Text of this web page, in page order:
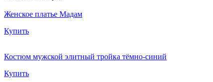
Женское платье Мадам
Купить
Костюм мужской элитный тройка тёмно-синий
Купить